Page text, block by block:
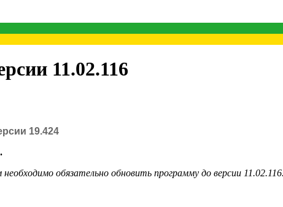
11.02.116
19.424
обязательно обновить программу до версии 11.02.116.